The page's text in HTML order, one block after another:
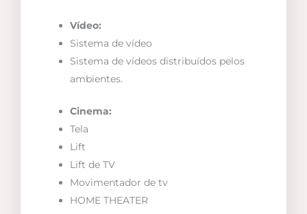
Vídeo:
Sistema de vídeo
Sistema de vídeos distribuídos pelos
ambientes.
Cinema:
Tela
Lift
Lift de TV
Movimentador de tv
HOME THEATER